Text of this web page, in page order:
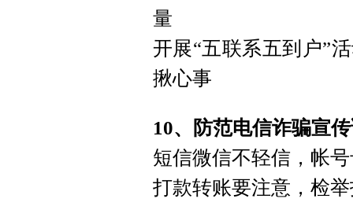
量
开展“五联系五到户”
揪心事
10、防范电信诈骗宣
短信微信不轻信，帐
打款转账要注意，检